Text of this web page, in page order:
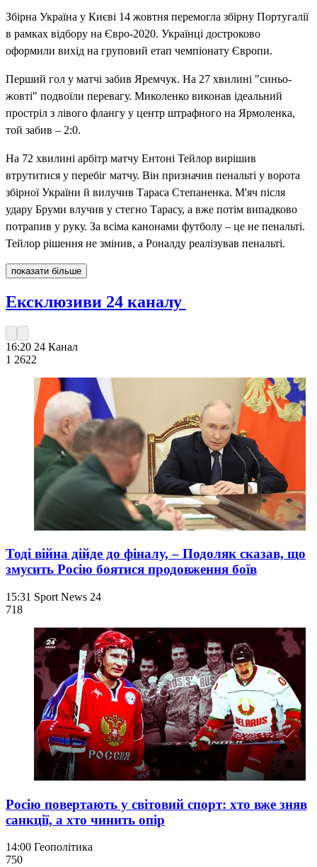
Збірна Україна у Києві 14 жовтня перемогла збірну Португалії
в рамках відбору на Євро-2020. Українці достроково
оформили вихід на груповий етап чемпіонату Європи.
Перший гол у матчі забив Яремчук. На 27 хвилині "синьо-
жовті" подвоїли перевагу. Миколенко виконав ідеальний
простріл з лівого флангу у центр штрафного на Ярмоленка,
той забив – 2:0.
На 72 хвилині арбітр матчу Ентоні Тейлор вирішив
втрутитися у перебіг матчу. Він призначив пенальті у ворота
збірної України й вилучив Тараса Степаненка. М'яч після
удару Бруми влучив у стегно Тарасу, а вже потім випадково
потрапив у руку. За всіма канонами футболу – це не пенальті.
Тейлор рішення не змінив, а Роналду реалізував пенальті.
показати більше
Ексклюзиви 24 каналу
16:20 24 Канал
1 2622
Тоді війна дійде до фіналу, – Подоляк сказав, що
змусить Росію боятися продовження боїв
15:31 Sport News 24
718
Росію повертають у світовий спорт: хто вже зняв
санкції, а хто чинить опір
14:00 Геополітика
750